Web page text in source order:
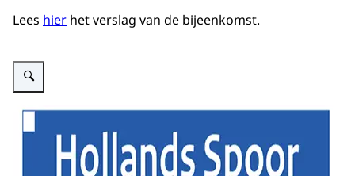
Lees hier het verslag van de bijeenkomst.
Vergroot afbeelding Hollands Spoor bijeenkomst